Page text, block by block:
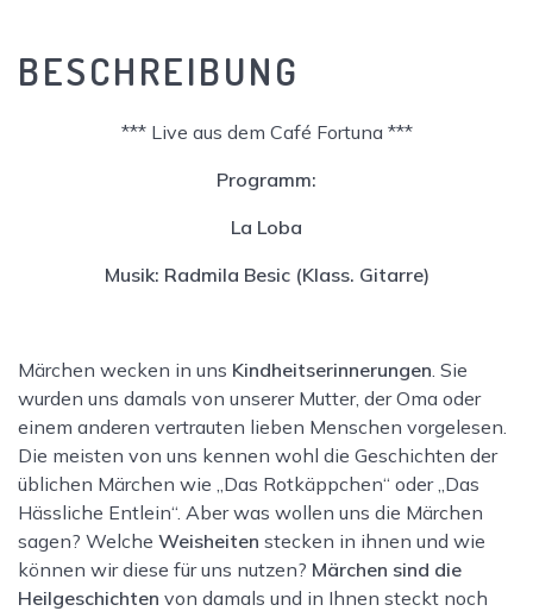
BESCHREIBUNG
*** Live aus dem Café Fortuna ***
Programm:
La Loba
Musik: Radmila Besic (Klass. Gitarre)
Märchen wecken in uns Kindheitserinnerungen . Sie
wurden uns damals von unserer Mutter, der Oma oder
einem anderen vertrauten lieben Menschen vorgelesen.
Die meisten von uns kennen wohl die Geschichten der
üblichen Märchen wie „Das Rotkäppchen“ oder „Das
Hässliche Entlein“. Aber was wollen uns die Märchen
sagen? Welche Weisheiten stecken in ihnen und wie
können wir diese für uns nutzen? Märchen sind die
Heilgeschichten von damals und in Ihnen steckt noch